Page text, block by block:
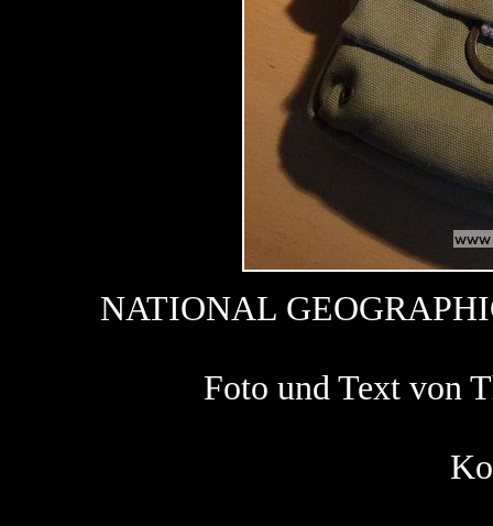
NATIONAL
Foto und Text von